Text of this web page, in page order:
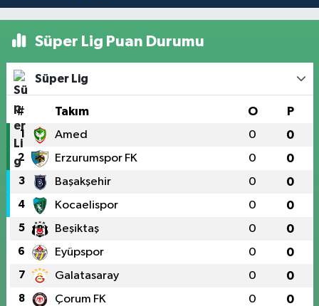
Süper Lig Puan Durumu
Süper Lig
# Takım O P
1 Amed 0 0
2 Erzurumspor FK 0 0
3 Başakşehir 0 0
4 Kocaelispor 0 0
5 Beşiktaş 0 0
6 Eyüpspor 0 0
7 Galatasaray 0 0
8 Çorum FK 0 0